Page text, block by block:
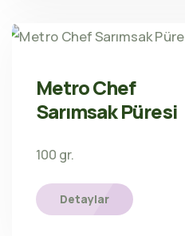
Metro Chef
Sarımsak Püresi
100 gr.
Detaylar